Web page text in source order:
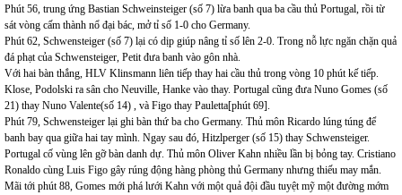
Phút 56, trung ứng Bastian Schweinsteiger (số 7) lừa banh qua ba cầu thủ Portugal, rồi từ
sát vòng cấm thành nổ đại bác, mở tỉ số 1-0 cho Germany.
Phút 62, Schwensteiger (số 7) lại có dịp giúp nâng tỉ số lên 2-0. Trong nỗ lực ngăn chặn quả
đá phạt của Schwensteiger, Petit đưa banh vào gôn nhà.
Với hai bàn thắng, HLV Klinsmann liên tiếp thay hai cầu thủ trong vòng 10 phút kế tiếp.
Klose, Podolski ra sân cho Neuville, Hanke vào thay. Portugal cũng đưa Nuno Gomes (số
21) thay Nuno Valente(số 14) , và Figo thay Pauletta[phút 69].
Phút 79, Schwensteiger lại ghi bàn thứ ba cho Germany. Thủ môn Ricardo lúng túng để
banh bay qua giữa hai tay mình. Ngay sau đó, Hitzlperger (số 15) thay Schwensteiger.
Portugal cố vùng lên gỡ bàn danh dự. Thủ môn Oliver Kahn nhiều lần bị bỏng tay. Cristiano
Ronaldo cùng Luis Figo gây rúng động hàng phòng thủ Germany nhưng thiếu may mắn.
Mãi tới phút 88, Gomes mới phá lưới Kahn với một quả đội đầu tuyệt mỹ một đường mớm